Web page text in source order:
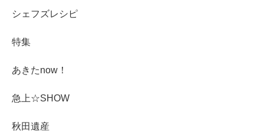
シェフズレシピ
特集
あきたnow！
急上☆SHOW
秋田遺産